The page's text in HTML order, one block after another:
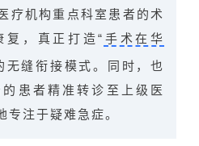
疗机构重点科室患者的术
复，真正打造“ 手术在华
无缝衔接模式。同时，也
患者精准转诊至上级医
专注于疑难急症。